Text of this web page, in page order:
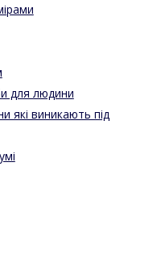
для людини
які виникають під